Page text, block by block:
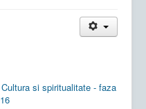
si spiritualitate - faza